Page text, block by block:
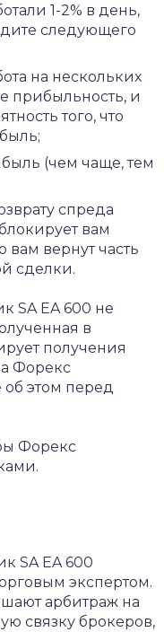
1-2% в день,
следующего
на нескольких
прибыльность, и
того, что
(чем чаще, тем
спреда
вам
вам вернут часть
сделки.
SA EA 600 не
в
получения
Форекс
этом перед
Форекс
SA EA 600
экспертом.
арбитраж на
связку брокеров,